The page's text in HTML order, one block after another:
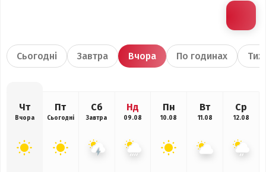
Сьогодні Завтра Вчора По годинах
Чт
Вчора
Пт
Сьогодні
Сб
Завтра
Нд
09.08
Пн
10.08
Вт
11.08
Ср
12.08